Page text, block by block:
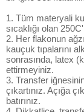
1. Tüm materyali
sıcaklığı olan
2. Her flakonun
kauçuk tıpalarını
sonrasında, latex
ettirmeyiniz.
3. Transfer
çıkartınız. Açığa
batırınız.